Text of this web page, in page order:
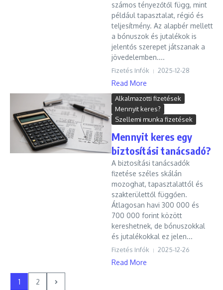
számos tényezőtől függ, mint
például tapasztalat, régió és
teljesítmény. Az alapbér mellett
a bónuszok és jutalékok is
jelentős szerepet játszanak a
jövedelemben....
Fizetés Infók 2025-12-28
Read More
Alkalmazotti fizetések
Mennyit keres?
Szellemi munka fizetések
Mennyit keres egy
biztosítási tanácsadó?
A biztosítási tanácsadók
fizetése széles skálán
mozoghat, tapasztalattól és
szakterülettől függően.
Átlagosan havi 300 000 és
700 000 forint között
kereshetnek, de bónuszokkal
és jutalékokkal ez jelen...
Fizetés Infók 2025-12-26
Read More
1 2